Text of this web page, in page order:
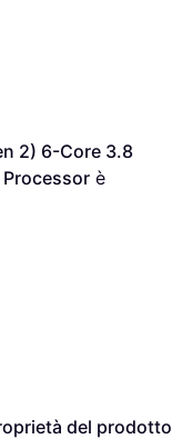
2) 6-Core 3.8
del prodotto